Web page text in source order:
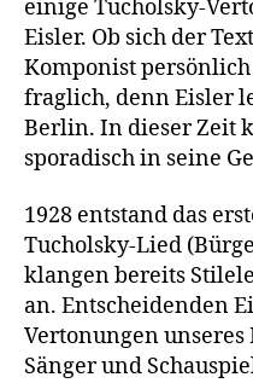
einige Tucholsky-
Eisler. Ob sich der
Komponist
fraglich, denn Eisler
Berlin. In dieser Zeit
sporadisch in seine
1928 entstand das
Tucholsky-Lied
klangen bereits
an. Entscheidenden
Vertonungen unseres
Sänger und